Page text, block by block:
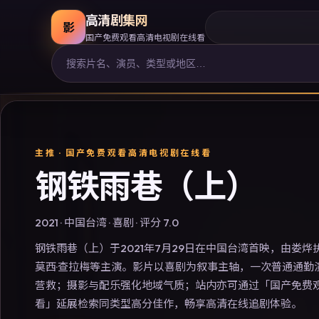
影 高清剧集网
国产免费观看高清电视剧在线看
主推 · 国产免费观看高清电视剧在线看
钢铁雨巷（上）
2021 · 中国台湾·喜剧 · 评分 7.0
钢铁雨巷（上）于2021年7月29日在中国台湾首映，由娄烨
莫西·查拉梅等主演。影片以喜剧为叙事主轴，一次普通通
营救；摄影与配乐强化地域气质；站内亦可通过「国产免费
看」延展检索同类型高分佳作，畅享高清在线追剧体验。